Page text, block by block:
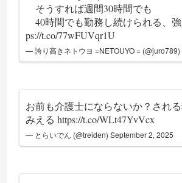
そうすれば週間30時間でも
40時間でも勤務し続けられる、
ps://t.co/77wFUVqr1U
— 誇り高きネトウヨ =NETOUYO = (@juro789)
お前も介護士にならないか？され
みえるhttps://t.co/WLt47YvVcx
— とらいでん (@treiden)September 2, 2025